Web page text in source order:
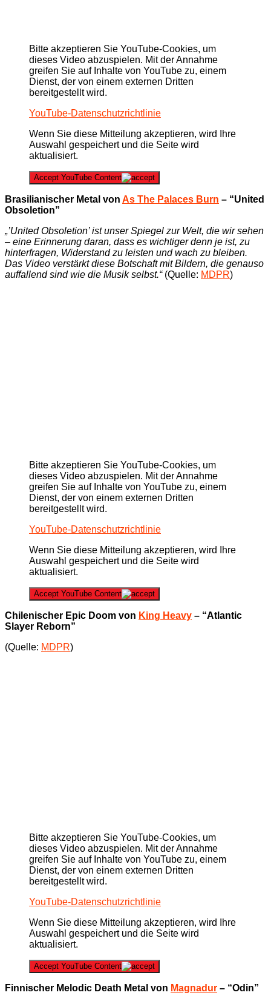
Bitte akzeptieren Sie YouTube-Cookies, um
dieses Video abzuspielen. Mit der Annahme
greifen Sie auf Inhalte von YouTube zu, einem
Dienst, der von einem externen Dritten
bereitgestellt wird.
YouTube-Datenschutzrichtlinie
Wenn Sie diese Mitteilung akzeptieren, wird Ihre
Auswahl gespeichert und die Seite wird
aktualisiert.
Accept YouTube Content
Brasilianischer Metal von As The Palaces Burn – “United
Obsoletion”
„’United Obsoletion’ ist unser Spiegel zur Welt, die wir sehen
– eine Erinnerung daran, dass es wichtiger denn je ist, zu
hinterfragen, Widerstand zu leisten und wach zu bleiben.
Das Video verstärkt diese Botschaft mit Bildern, die genauso
auffallend sind wie die Musik selbst.“(Quelle: MDPR)
Bitte akzeptieren Sie YouTube-Cookies, um
dieses Video abzuspielen. Mit der Annahme
greifen Sie auf Inhalte von YouTube zu, einem
Dienst, der von einem externen Dritten
bereitgestellt wird.
YouTube-Datenschutzrichtlinie
Wenn Sie diese Mitteilung akzeptieren, wird Ihre
Auswahl gespeichert und die Seite wird
aktualisiert.
Accept YouTube Content
Chilenischer Epic Doom von King Heavy – “Atlantic
Slayer Reborn”
(Quelle: MDPR)
Bitte akzeptieren Sie YouTube-Cookies, um
dieses Video abzuspielen. Mit der Annahme
greifen Sie auf Inhalte von YouTube zu, einem
Dienst, der von einem externen Dritten
bereitgestellt wird.
YouTube-Datenschutzrichtlinie
Wenn Sie diese Mitteilung akzeptieren, wird Ihre
Auswahl gespeichert und die Seite wird
aktualisiert.
Accept YouTube Content
Finnischer Melodic Death Metal von Magnadur – “Odin”